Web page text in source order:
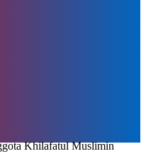
Khilafatul Muslimin